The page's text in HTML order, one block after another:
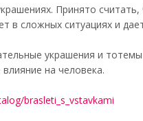
Принято
в сложных ситуациях и
украшения и
на человека.
brasleti_s_vstavkami